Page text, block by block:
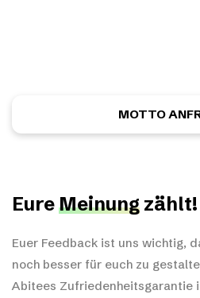
MOTTO
EureMeinung zählt!
Euer Feedback ist uns wichtig,
noch besser für euch zu
Abitees Zufriedenheitsgarantie